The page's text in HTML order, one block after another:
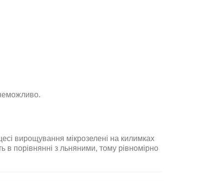
вирощування мікрозелені на килимках
порівнянні з льняними, тому рівномірно